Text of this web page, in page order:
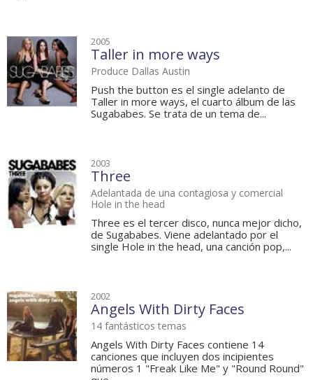
2005
Taller in more ways
Produce Dallas Austin
Push the button es el single adelanto de
Taller in more ways, el cuarto álbum de las
Sugababes. Se trata de un tema de...
2003
Three
Adelantada de una contagiosa y comercial
Hole in the head
Three es el tercer disco, nunca mejor dicho,
de Sugababes. Viene adelantado por el
single Hole in the head, una canción pop,...
2002
Angels With Dirty Faces
14 fantásticos temas
Angels With Dirty Faces contiene 14
canciones que incluyen dos incipientes
números 1 "Freak Like Me" y "Round Round"